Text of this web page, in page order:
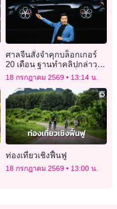
ศาลจีนสั่งจำคุกบล็อกเกอร์
20 เดือน ฐานทำคลิปกล่าว
หาเท็จเกี่ยวกับรถ “เสี่ยวหมี่”
18 กรกฎาคม 2569 13:14 น.
ท่องเที่ยวเชิงฟื้นฟู
18 กรกฎาคม 2569 13:00 น.